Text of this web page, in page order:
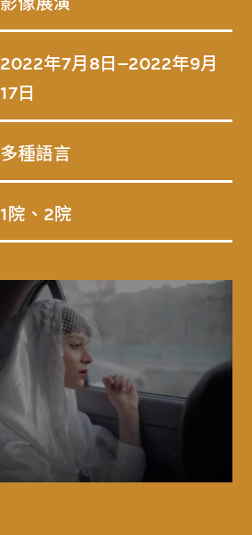
2022年7月8日–2022年9月
17日
多種語言
1院、2院